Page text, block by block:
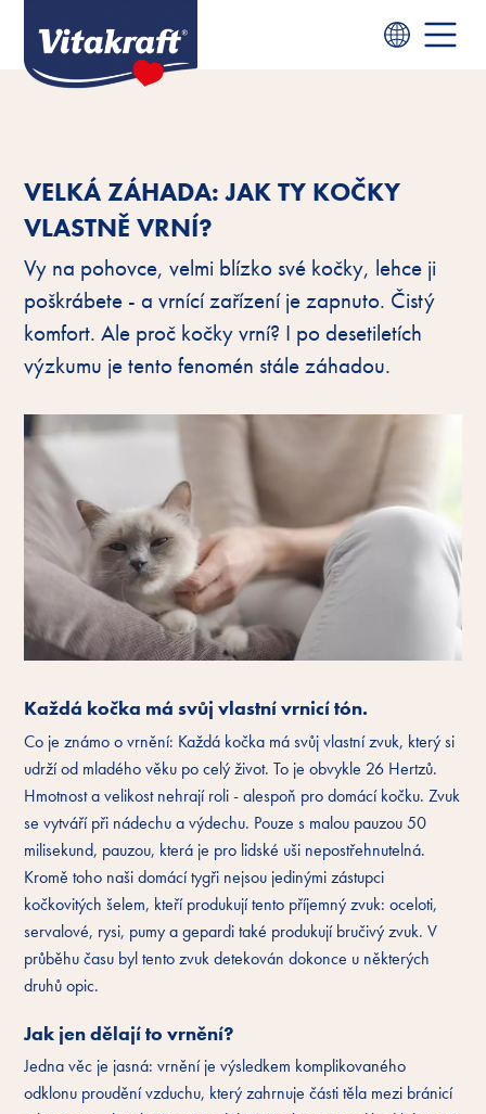
VELKÁ ZÁHADA: JAK TY KOČKY
VLASTNĚ VRNÍ?
Vy na pohovce, velmi blízko své kočky, lehce ji
poškrábete - a vrnící zařízení je zapnuto. Čistý
komfort. Ale proč kočky vrní? I po desetiletích
výzkumu je tento fenomén stále záhadou.
Každá kočka má svůj vlastní vrnicí tón.
Co je známo o vrnění: Každá kočka má svůj vlastní zvuk, který si
udrží od mladého věku po celý život. To je obvykle 26 Hertzů.
Hmotnost a velikost nehrají roli - alespoň pro domácí kočku. Zvuk
se vytváří při nádechu a výdechu. Pouze s malou pauzou 50
milisekund, pauzou, která je pro lidské uši nepostřehnutelná.
Kromě toho naši domácí tygři nejsou jedinými zástupci
kočkovitých šelem, kteří produkují tento příjemný zvuk: oceloti,
servalové, rysi, pumy a gepardi také produkují bručivý zvuk. V
průběhu času byl tento zvuk detekován dokonce u některých
druhů opic.
Jak jen dělají to vrnění?
Jedna věc je jasná: vrnění je výsledkem komplikovaného
odklonu proudění vzduchu, který zahrnuje části těla mezi bránicí